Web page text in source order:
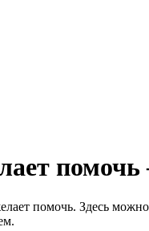
помочь. Здесь